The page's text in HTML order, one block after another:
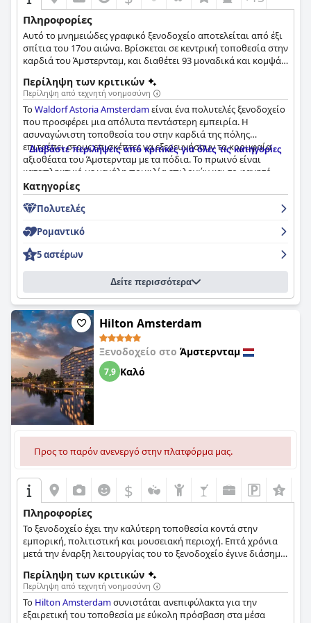
Πληροφορίες
Αυτό το μνημειώδες γραφικό ξενοδοχείο αποτελείται από έξι
σπίτια του 17ου αιώνα. Βρίσκεται σε κεντρική τοποθεσία στην
καρδιά του Άμστερνταμ, και διαθέτει 93 μοναδικά και κομψά
ατμόσφαιρα.
Περίληψη των κριτικών
Περίληψη από τεχνητή νοημοσύνη
ΤοWaldorf Astoria Amsterdamείναι ένα πολυτελές ξενοδοχείο
που προσφέρει μια απόλυτα πεντάστερη εμπειρία. Η
ασυναγώνιστη τοποθεσία του στην καρδιά της πόλης
επιτρέπει στους επισκέπτες να εξερευνήσουν τα κορυφαία
αξιοθέατα του Άμστερνταμ με τα πόδια. Το πρωινό είναι
καταπληκτικό με μεγάλη ποικιλία επιλογών και το φαγητό
στο δωμάτιο είναι επίσης δημοφιλές. Τα ευρύχωρα και
όμορφα δωμάτια είναι άνετα και καθαρά, ενώ τα δωμάτια που
βρίσκονται στην πλευρά του καναλιού προσφέρουν υπέροχη
καθαριότητας του ξενοδοχείου και την εξαιρετική
εξυπηρέτηση από το προσωπικό, καθιστώντας το ένα ήσυχο
και καθαρό καταφύγιο. Το προσωπικό περιγράφεται ως
φιλόξενο, επαγγελματικό, προσεκτικό, εξαιρετικό και φιλικό
με μια προσωπική πινελιά που κάνει τους επισκέπτες να
αισθάνονται ευπρόσδεκτοι. Συνολικά, τοWaldorf Astoria
Amsterdamπροσφέρει cinq étoiles με μια φανταστική
ατμόσφαιρα που θα σας αφήσει με δέος.
Διαβάστε περιλήψεις από κριτικές για όλες τις κατηγορίες
Κατηγορίες
Πολυτελές
Ρομαντικό
5 αστέρων
Δείτε περισσότερα
Hilton Amsterdam
Ξενοδοχείο στο Άμστερνταμ
7,9 Καλό
Προς το παρόν ανενεργό στην πλατφόρμα μας.
$
Πληροφορίες
Το ξενοδοχείο έχει την καλύτερη τοποθεσία κοντά στην
εμπορική, πολιτιστική και μουσειακή περιοχή. Επτά χρόνια
μετά την έναρξη λειτουργίας του το ξενοδοχείο έγινε διάσημο
με μοντέρνο, σύγχρονο σχεδιασμό.
Περίληψη των κριτικών
Περίληψη από τεχνητή νοημοσύνη
Το Hilton Amsterdamσυνιστάται ανεπιφύλακτα για την
εξαιρετική του τοποθεσία με εύκολη πρόσβαση στα μέσα